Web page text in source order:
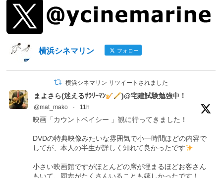
横浜シネマリン フォロー
横浜シネマリン リツイートされました
まよさら(迷えるｻﾗﾘｰﾏﾝ )@宅建試験勉強中！
@mat_mako · 11h
映画「カウントベイシー 」観に行ってきました！
DVDの特典映像みたいな雰囲気で小一時間ほどの内容で
してが、本人の半生が詳しく知れて良かったです
小さい映画館ですがほとんどの席が埋まるほどお客さん
もいて、同志がたくさんいることも嬉しかったです！